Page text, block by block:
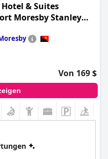
& Suites
Moresby Stanley
Von 169 $